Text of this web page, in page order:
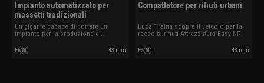
Impianto automatizzato per
massetti tradizionali
Un gigante capace di portare un
impianto per la produzione di
E6 43 min
Compattatore per rifiuti urbani
Luca Traina scopre il veicolo per la
raccolta rifiuti Attrezzatura Easy NR.
E5 43 min